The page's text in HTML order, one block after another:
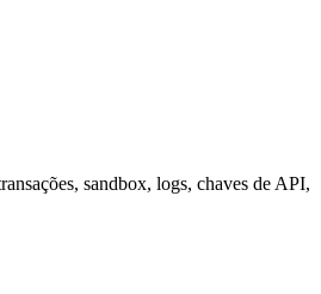
sandbox, logs, chaves de API,